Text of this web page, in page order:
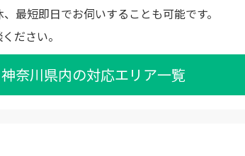
最短即日でお伺いすることも可能です。
ださい。
神奈川県内の対応エリア一覧